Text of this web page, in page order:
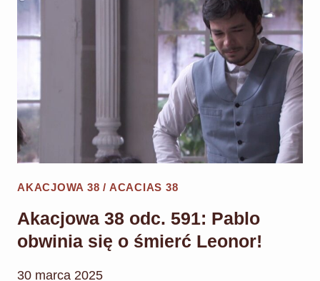
MAURO
PONOWNIE
POKAZUJE
TERESIE!
AKACJOWA 38 / ACACIAS 38
Akacjowa 38 odc. 591: Pablo
obwinia się o śmierć Leonor!
30 marca 2025